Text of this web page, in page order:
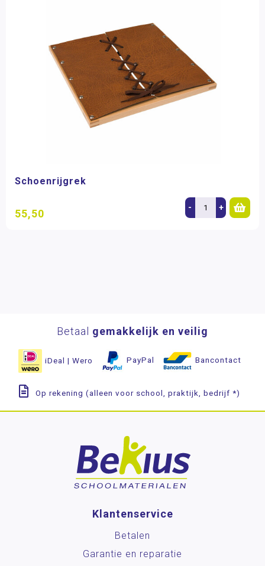
Schoenrijgrek
55,50 - +
Betaal gemakkelijk en veilig
iDeal | Wero PayPal Bancontact
Op rekening (alleen voor school, praktijk, bedrijf *)
Klantenservice
Betalen
Garantie en reparatie